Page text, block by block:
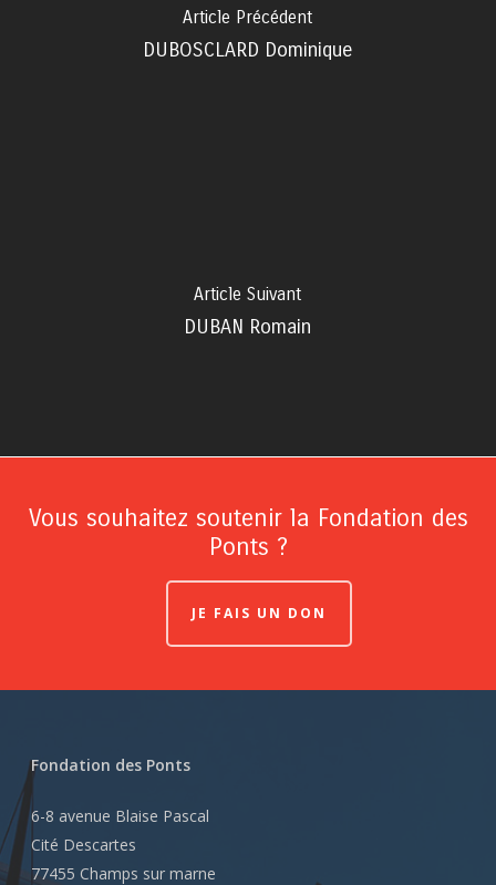
Article Précédent
DUBOSCLARD Dominique
Article Suivant
DUBAN Romain
Vous souhaitez soutenir la Fondation des
Ponts ?
JE FAIS UN DON
Fondation des Ponts
6-8 avenue Blaise Pascal
Cité Descartes
77455 Champs sur marne